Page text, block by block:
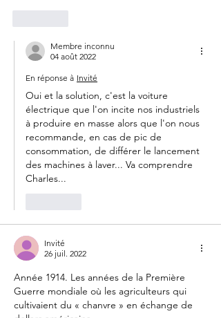
Membre inconnu
04 août 2022
En réponse à Invité
Oui et la solution, c'est la voiture
électrique que l'on incite nos industriels
à produire en masse alors que l'on nous
recommande, en cas de pic de
consommation, de différer le lancement
des machines à laver... Va comprendre
Charles...
Invité
26 juil. 2022
Année 1914. Les années de la Première
Guerre mondiale où les agriculteurs qui
cultivaient du « chanvre » en échange de